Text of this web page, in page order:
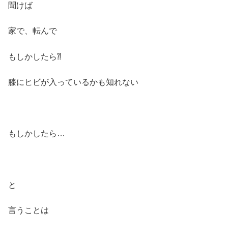
聞けば
家で、転んで
もしかしたら⁈
膝にヒビが入っているかも知れない
もしかしたら…
と
言うことは